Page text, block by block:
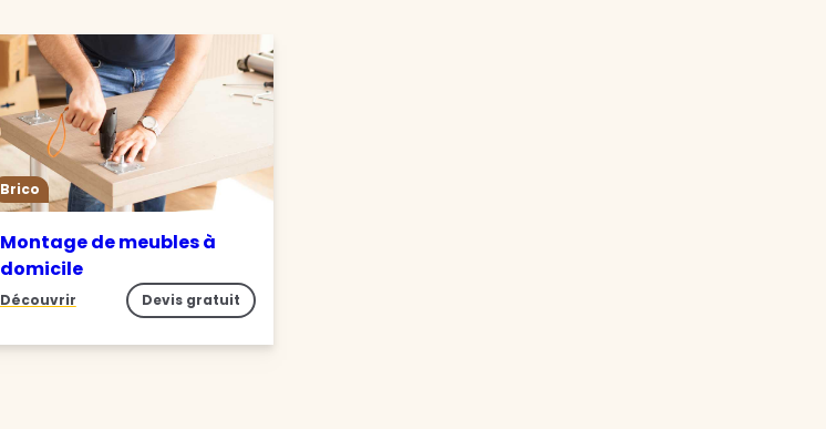
Brico
Montage de meubles à
domicile
Découvrir Devis gratuit